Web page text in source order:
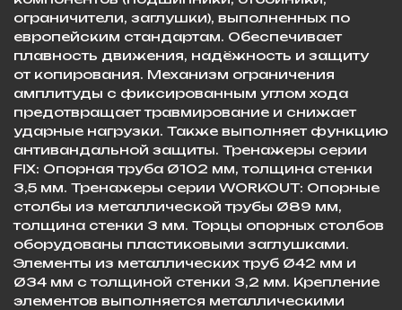
ограничители, заглушки), выполненных по
европейским стандартам. Обеспечивает
плавность движения, надёжность и защиту
от копирования. Механизм ограничения
амплитуды с фиксированным углом хода
предотвращает травмирование и снижает
ударные нагрузки. Также выполняет функцию
антивандальной защиты. Тренажеры серии
FIX: Опорная труба Ø102 мм, толщина стенки
3,5 мм. Тренажеры серии WORKOUT: Опорные
столбы из металлической трубы Ø89 мм,
толщина стенки 3 мм. Торцы опорных столбов
оборудованы пластиковыми заглушками.
Элементы из металлических труб Ø42 мм и
Ø34 мм с толщиной стенки 3,2 мм. Крепление
элементов выполняется металлическими